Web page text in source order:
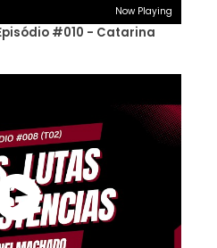
Now Playing
#010 - Catarina